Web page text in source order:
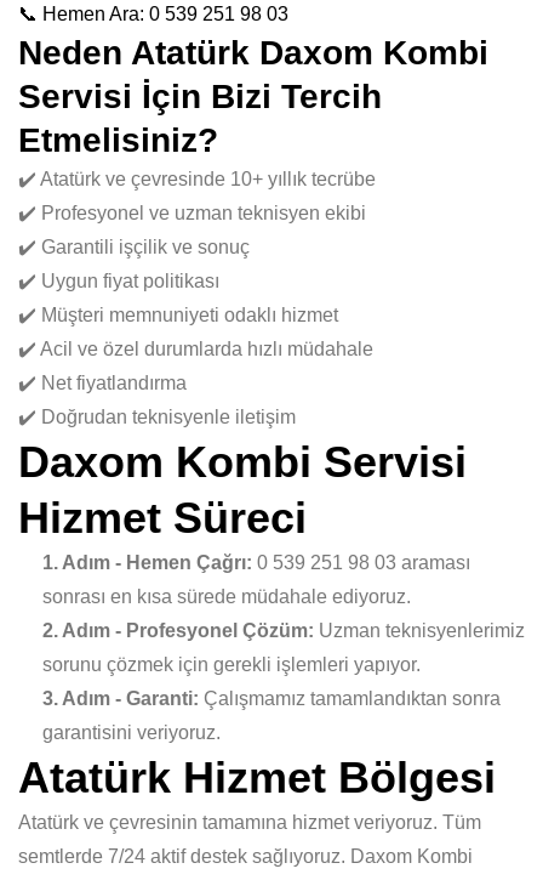
📞 Hemen Ara: 0 539 251 98 03
Neden Atatürk Daxom Kombi
Servisi İçin Bizi Tercih
Etmelisiniz?
✔️ Atatürk ve çevresinde 10+ yıllık tecrübe
✔️ Profesyonel ve uzman teknisyen ekibi
✔️ Garantili işçilik ve sonuç
✔️ Uygun fiyat politikası
✔️ Müşteri memnuniyeti odaklı hizmet
✔️ Acil ve özel durumlarda hızlı müdahale
✔️ Net fiyatlandırma
✔️ Doğrudan teknisyenle iletişim
Daxom Kombi Servisi
Hizmet Süreci
1. Adım - Hemen Çağrı: 0 539 251 98 03 araması
sonrası en kısa sürede müdahale ediyoruz.
2. Adım - Profesyonel Çözüm: Uzman teknisyenlerimiz
sorunu çözmek için gerekli işlemleri yapıyor.
3. Adım - Garanti: Çalışmamız tamamlandıktan sonra
garantisini veriyoruz.
Atatürk Hizmet Bölgesi
Atatürk ve çevresinin tamamına hizmet veriyoruz. Tüm
semtlerde 7/24 aktif destek sağlıyoruz. Daxom Kombi